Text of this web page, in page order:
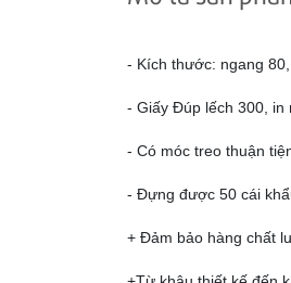
- Kích thước: ngang
- Giấy Đúp lếch 300, in
- Có móc treo thuận
- Đựng được 50 cái
+ Đảm bảo hàng chất